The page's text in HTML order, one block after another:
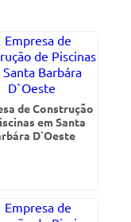
de Construção
em Santa
D`Oeste